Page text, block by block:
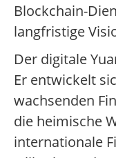
Blockchain-
langfristige
Der digitale
Er entwickelt
wachsenden
die heimische
internationale